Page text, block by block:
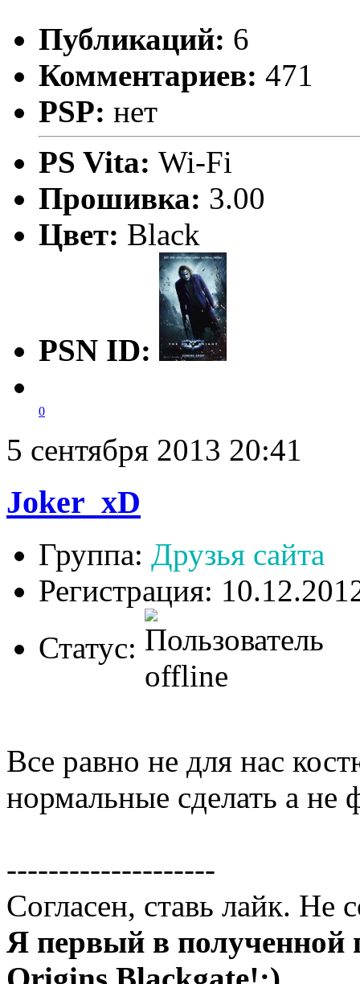
Публикаций: 6
Комментариев: 471
PSP: нет
PS Vita: Wi-Fi
Прошивка: 3.00
Цвет: Black
PSN ID:
0
5 сентября 2013 20:41
Joker_xD
Группа: Друзья сайта
Регистрация:
Статус:
Все равно не для нас
нормальные сделать а не
--------------------
Согласен, ставь лайк. Не
Я первый в полученной